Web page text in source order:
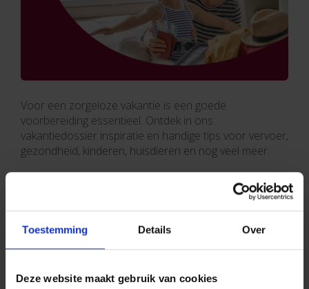
Toestemming Details Over
Deze website maakt gebruik van cookies
Voor een zorgeloze vakantie is een goede
voorbereiding essentieel. Ontdek in ons
vakantiedossier inspiratie en handige tips voor vervoer,
gezondheid, kinderen, huisdieren en nog veel meer.
10 juni 2026
Wat als er een ongelukje gebeurt bij het